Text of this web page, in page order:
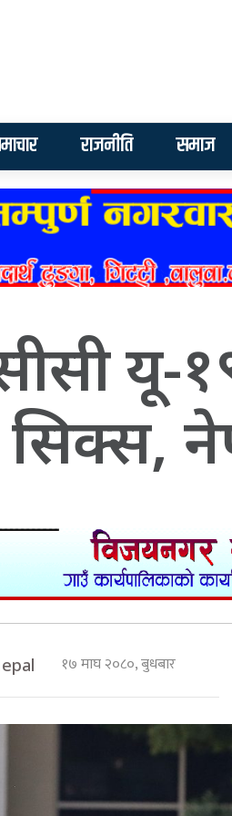
राजनीति समाज
यू-
१७ माघ २०८०, बुधबार